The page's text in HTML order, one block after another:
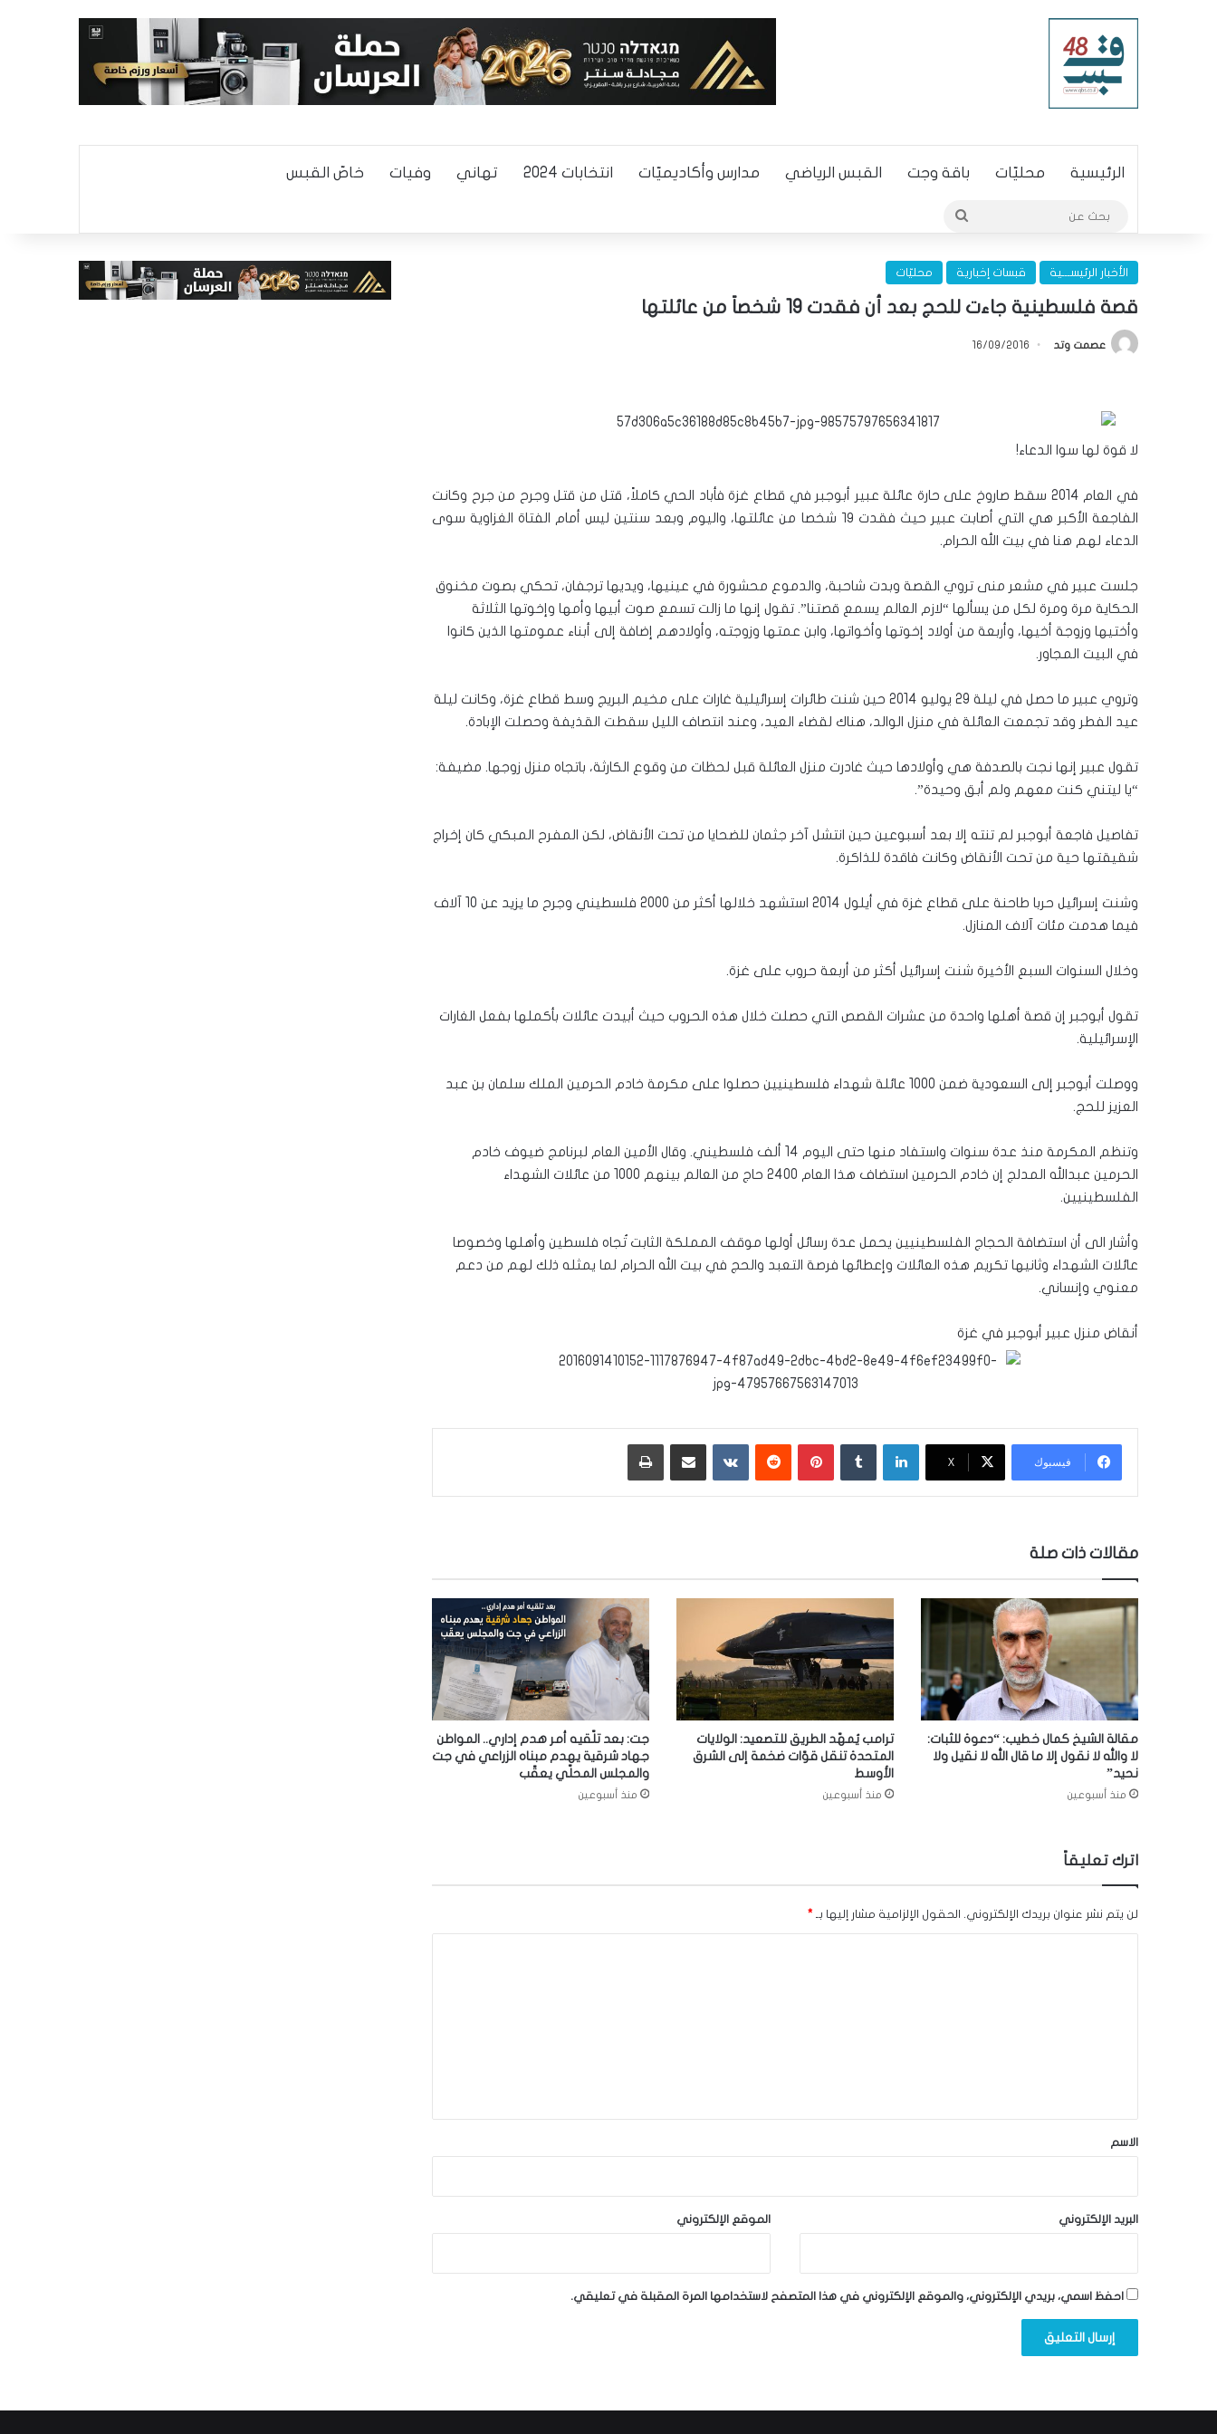
الرئيسية محليّات باقة وجت القبس الرياضي مدارس وأكاديميّات انتخابات 2024 تهاني وفيات خاصّ القبس
الأخبار الرئيســـية قبسات إخبارية محليّات
قصة فلسطينية جاءت للحج بعد أن فقدت 19 شخصاً من عائلتها
عصمت وتد 16/09/2016
لا قوة لها سوا الدعاء!
في العام 2014 سقط صاروخ على حارة عائلة عبير أبوجبر في قطاع غزة فأباد الحي كاملاً، قتل من قتل وجرح من جرح وكانت
الفاجعة الأكبر هي التي أصابت عبير حيث فقدت ١٩ شخصا من عائلتها، واليوم وبعد سنتين ليس أمام الفتاة الغزاوية سوى
الدعاء لهم هنا في بيت الله الحرام.
جلست عبير في مشعر منى تروي القصة وبدت شاحبة، والدموع محشورة في عينيها، ويديها ترجفان، تحكي بصوت مخنوق
الحكاية مرة ومرة لكل من يسألها “لازم العالم يسمع قصتنا”. تقول إنها ما زالت تسمع صوت أبيها وأمها وإخوتها الثلاثة
وأختيها وزوجة أخيها، وأربعة من أولاد إخوتها وأخواتها، وابن عمتها وزوجته، وأولادهم إضافة إلى أبناء عمومتها الذين كانوا
في البيت المجاور.
وتروي عبير ما حصل في ليلة 29 يوليو 2014 حين شنت طائرات إسرائيلية غارات على مخيم البريج وسط قطاع غزة، وكانت ليلة
عيد الفطر وقد تجمعت العائلة في منزل الوالد، هناك لقضاء العيد، وعند انتصاف الليل سقطت القذيفة وحصلت الإبادة.
تقول عبير إنها نجت بالصدفة هي وأولادها حيث غادرت منزل العائلة قبل لحظات من وقوع الكارثة، باتجاه منزل زوجها. مضيفة:
“يا ليتني كنت معهم ولم أبق وحيدة”.
تفاصيل فاجعة أبوجبر لم تنته إلا بعد أسبوعين حين انتشل آخر جثمان للضحايا من تحت الأنقاض، لكن المفرح المبكي كان إخراج
شقيقتها حية من تحت الأنقاض وكانت فاقدة للذاكرة.
وشنت إسرائيل حربا طاحنة على قطاع غزة في أيلول 2014 استشهد خلالها أكثر من 2000 فلسطيني وجرح ما يزيد عن 10 آلاف
فيما هدمت مئات آلاف المنازل.
وخلال السنوات السبع الأخيرة شنت إسرائيل أكثر من أربعة حروب على غزة.
تقول أبوجبر إن قصة أهلها واحدة من عشرات القصص التي حصلت خلال هذه الحروب حيث أبيدت عائلات بأكملها بفعل الغارات
الإسرائيلية.
ووصلت أبوجبر إلى السعودية ضمن 1000 عائلة شهداء فلسطينيين حصلوا على مكرمة خادم الحرمين الملك سلمان بن عبد
العزيز للحج.
وتنظم المكرمة منذ عدة سنوات واستفاد منها حتى اليوم 14 ألف فلسطيني. وقال الأمين العام لبرنامج ضيوف خادم
الحرمين عبدالله المدلج إن خادم الحرمين استضاف هذا العام 2400 حاج من العالم بينهم 1000 من عائلات الشهداء
الفلسطينيين.
وأشار الى أن استضافة الحجاج الفلسطينيين يحمل عدة رسائل أولها موقف المملكة الثابت تُجاه فلسطين وأهلها وخصوصا
عائلات الشهداء وثانيها تكريم هذه العائلات وإعطائها فرصة التعبد والحج في بيت الله الحرام لما يمثله ذلك لهم من دعم
معنوي وإنساني.
أنقاض منزل عبير أبوجبر في غزة
فيسبوك ‫X
لينكدإن بينتيريست ‏VKontakte
مقالات ذات صلة
مقالة الشيخ كمال خطيب: “دعوة للثبات:
لا والله لا نقول إلا ما قال الله لا نقيل ولا
نحيد”
منذ أسبوعين
ترامب يُمهّد الطريق للتصعيد: الولايات
المتحدة تنقل قوّات ضخمة إلى الشرق
الأوسط
منذ أسبوعين
جت: بعد تلّقيه أمر هدم إداري.. المواطن
جهاد شرقية يهدم مبناه الزراعي في جت
والمجلس المحلّي يعقّب
منذ أسبوعين
اترك تعليقاً
لن يتم نشر عنوان بريدك الإلكتروني. الحقول الإلزامية مشار إليها بـ *
*
الاسم
البريد الإلكتروني الموقع الإلكتروني
احفظ اسمي، بريدي الإلكتروني، والموقع الإلكتروني في هذا المتصفح لاستخدامها المرة المقبلة في تعليقي.